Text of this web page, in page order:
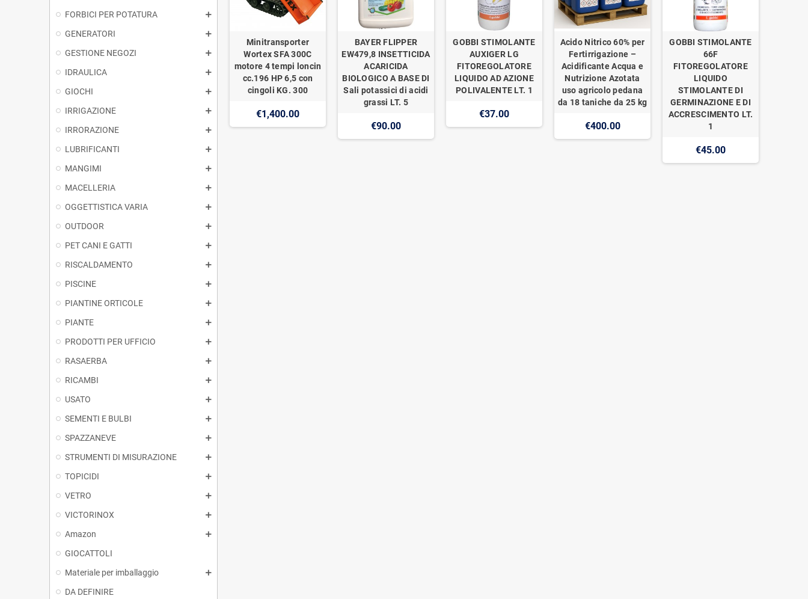
FORBICI PER POTATURA
GENERATORI
GESTIONE NEGOZI
IDRAULICA
GIOCHI
IRRIGAZIONE
IRRORAZIONE
LUBRIFICANTI
MANGIMI
MACELLERIA
OGGETTISTICA VARIA
OUTDOOR
PET CANI E GATTI
RISCALDAMENTO
PISCINE
PIANTINE ORTICOLE
PIANTE
PRODOTTI PER UFFICIO
RASAERBA
RICAMBI
USATO
SEMENTI E BULBI
SPAZZANEVE
STRUMENTI DI MISURAZIONE
TOPICIDI
VETRO
VICTORINOX
Amazon
GIOCATTOLI
Materiale per imballaggio
DA DEFINIRE
Minitransporter
Wortex SFA 300C
motore 4 tempi loncin
cc.196 HP 6,5 con
cingoli KG. 300
€1,400.00
BAYER FLIPPER
EW479,8 INSETTICIDA
ACARICIDA
BIOLOGICO A BASE DI
Sali potassici di acidi
grassi LT. 5
€90.00
GOBBI STIMOLANTE
AUXIGER LG
FITOREGOLATORE
LIQUIDO AD AZIONE
POLIVALENTE LT. 1
€37.00
Acido Nitrico 60% per
Fertirrigazione –
Acidificante Acqua e
Nutrizione Azotata
uso agricolo pedana
da 18 taniche da 25 kg
€400.00
GOBBI STIMOLANTE
66F
FITOREGOLATORE
LIQUIDO
STIMOLANTE DI
GERMINAZIONE E DI
ACCRESCIMENTO LT.
1
€45.00